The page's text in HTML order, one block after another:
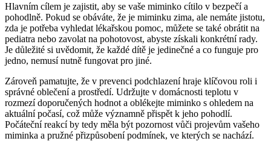
Hlavním cílem je zajistit, aby se vaše miminko cítilo v bezpečí a
pohodlně. Pokud se obáváte, že je miminku zima, ale nemáte jistotu,
zda je potřeba vyhledat lékařskou pomoc, můžete se také obrátit na
pediatra nebo zavolat na pohotovost, abyste získali konkrétní rady.
Je důležité si uvědomit, že každé dítě je jedinečné a co funguje pro
jedno, nemusí nutně fungovat pro jiné.
Zároveň pamatujte, že v prevenci podchlazení hraje klíčovou roli i
správné oblečení a prostředí. Udržujte v domácnosti teplotu v
rozmezí doporučených hodnot a oblékejte miminko s ohledem na
aktuální počasí, což může významně přispět k jeho pohodlí.
Počáteční reakcí by tedy měla být pozornost vůči projevům vašeho
miminka a pružné přizpůsobení podmínek, ve kterých se nachází.